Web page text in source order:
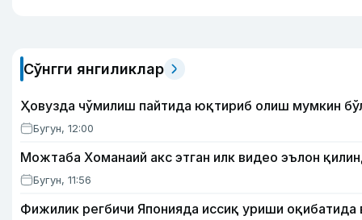
Сўнгги янгиликлар
Ҳовузда чўмилиш пайтида юқтириб олиш мумкин
Бугун, 12:00
Можтаба Хоманаий акс этган илк видео эълон
Бугун, 11:56
Фижилик регбичи Японияда иссиқ уриши оқибатида